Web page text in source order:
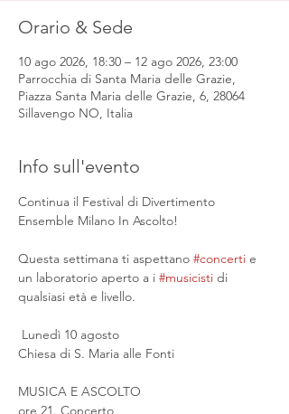
Orario & Sede
10 ago 2026, 18:30 – 12 ago 2026, 23:00
Parrocchia di Santa Maria delle Grazie,
Piazza Santa Maria delle Grazie, 6, 28064
Sillavengo NO, Italia
Info sull'evento
Continua il Festival di Divertimento
Ensemble Milano In Ascolto!
Questa settimana ti aspettano #concerti e
un laboratorio aperto a i #musicisti di
qualsiasi età e livello.
Lunedì 10 agosto
Chiesa di S. Maria alle Fonti
MUSICA E ASCOLTO
ore 21. Concerto